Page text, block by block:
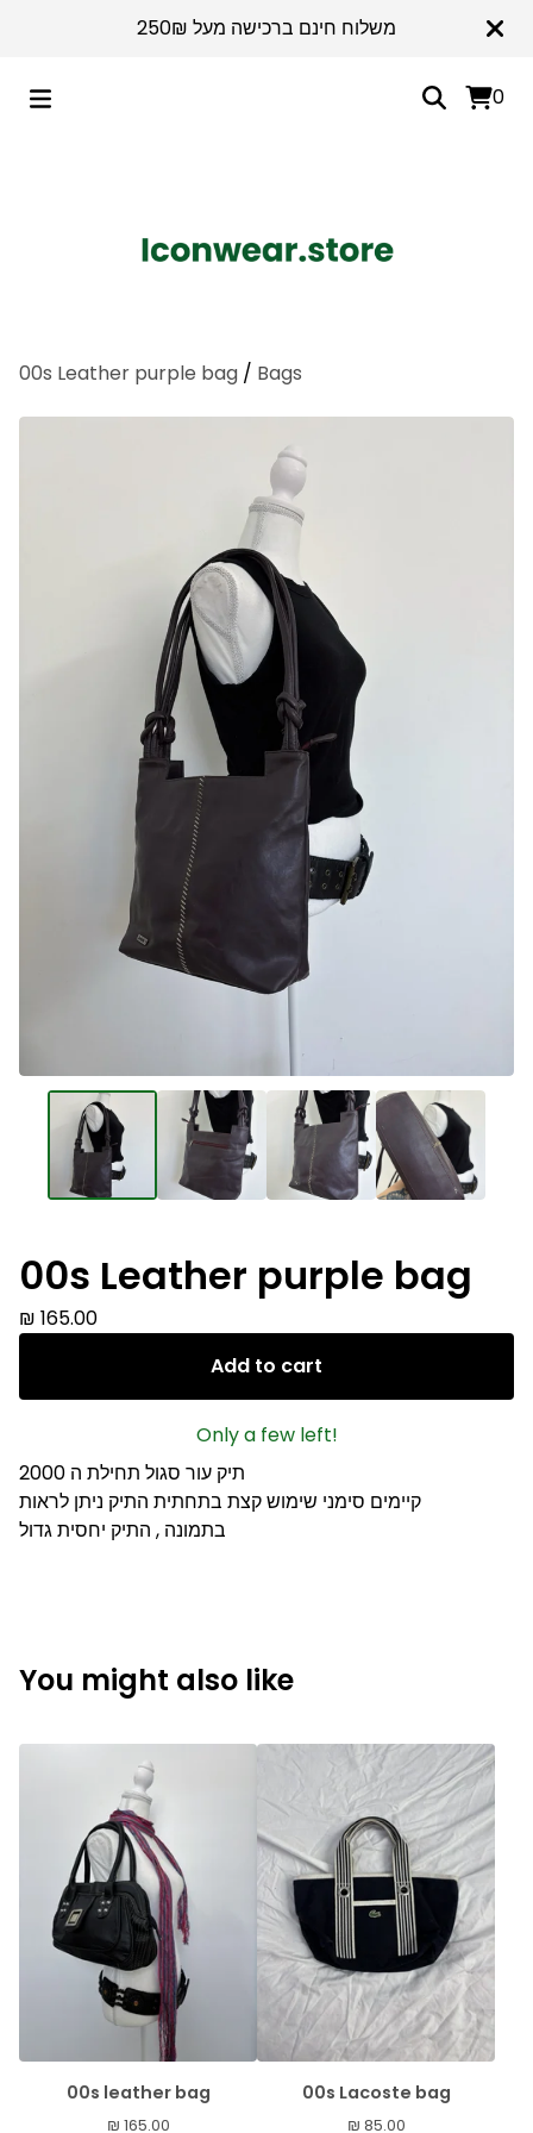
משלוח חינם ברכישה מעל 250₪
0
00s Leather purple bag / Bags
00s Leather purple bag
₪ 165.00
Add to cart
Only a few left!
תיק עור סגול תחילת ה 2000
קיימים סימני שימוש קצת בתחתית התיק ניתן לראות
בתמונה , התיק יחסית גדול
You might also like
00s leather bag
₪ 165.00
00s Lacoste bag
₪ 85.00